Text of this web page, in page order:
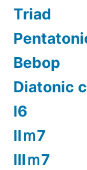
Triad
Bebop
Diatonic
Ⅰ6
Ⅱｍ7
Ⅲｍ7